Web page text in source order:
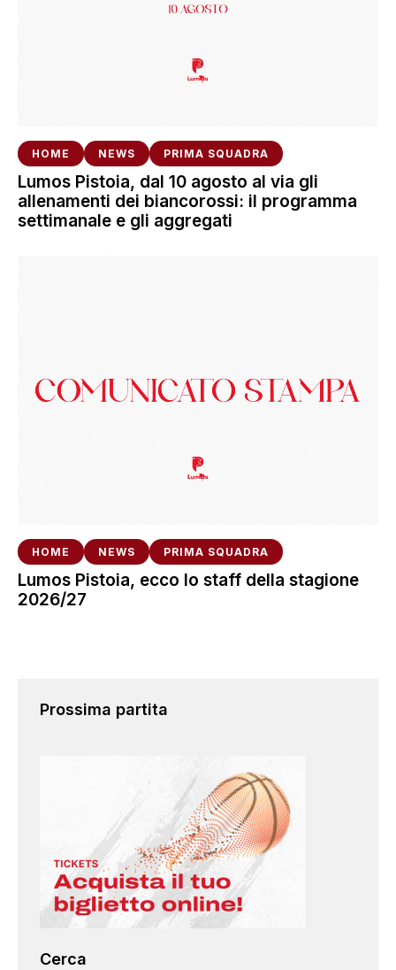
HOME NEWS PRIMA SQUADRA
Lumos Pistoia, dal 10 agosto al via gli
allenamenti dei biancorossi: il programma
settimanale e gli aggregati
HOME NEWS PRIMA SQUADRA
Lumos Pistoia, ecco lo staff della stagione
2026/27
Prossima partita
Cerca